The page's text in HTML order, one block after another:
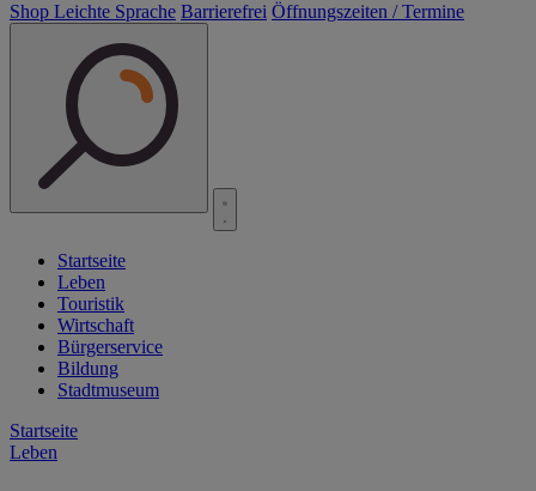
Shop Leichte Sprache Barrierefrei Öffnungszeiten / Termine
Startseite
Leben
Touristik
Wirtschaft
Bürgerservice
Bildung
Stadtmuseum
Startseite
Leben